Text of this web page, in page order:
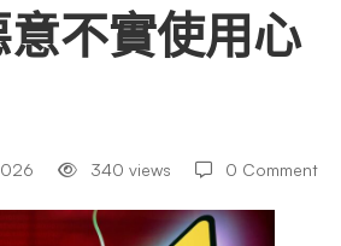
不實使用心
340 views 0 Comment